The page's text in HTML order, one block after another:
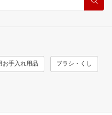
お手入れ用品 ブラシ・くし